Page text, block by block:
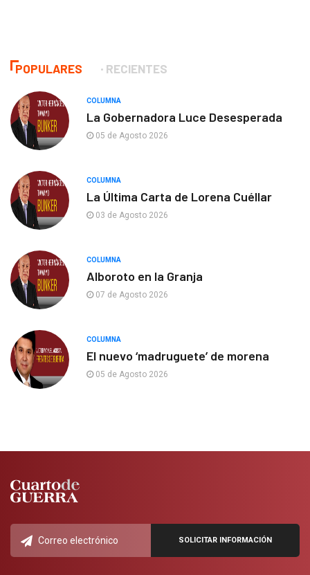
POPULARES RECIENTES
COLUMNA
La Gobernadora Luce Desesperada
05 de Agosto 2026
COLUMNA
La Última Carta de Lorena Cuéllar
03 de Agosto 2026
COLUMNA
Alboroto en la Granja
07 de Agosto 2026
COLUMNA
El nuevo ‘madruguete’ de morena
05 de Agosto 2026